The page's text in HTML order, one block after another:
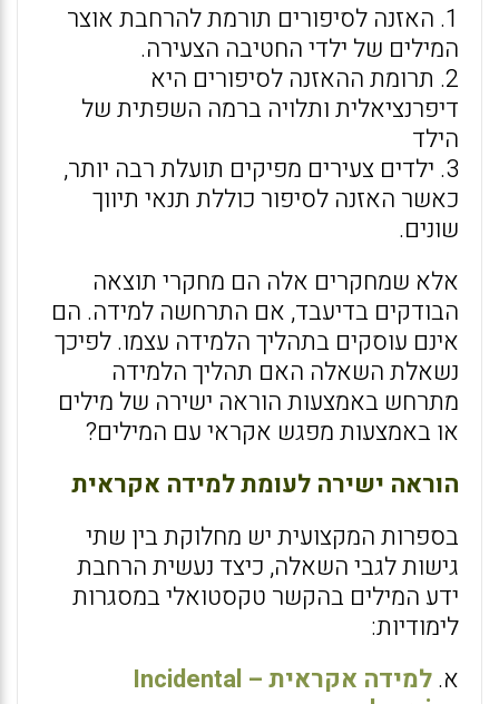
1. האזנה לסיפורים תורמת להרחבת אוצר
המילים של ילדי החטיבה הצעירה.
2. תרומת ההאזנה לסיפורים היא
דיפרנציאלית ותלויה ברמה השפתית של
הילד
3. ילדים צעירים מפיקים תועלת רבה יותר,
כאשר האזנה לסיפור כוללת תנאי תיווך
שונים.
אלא שמחקרים אלה הם מחקרי תוצאה
הבודקים בדיעבד, אם התרחשה למידה. הם
אינם עוסקים בתהליך הלמידה עצמו. לפיכך
נשאלת השאלה האם תהליך הלמידה
מתרחש באמצעות הוראה ישירה של מילים
או באמצעות מפגש אקראי עם המילים?
הוראה ישירה לעומת למידה אקראית
בספרות המקצועית יש מחלוקת בין שתי
גישות לגבי השאלה, כיצד נעשית הרחבת
ידע המילים בהקשר טקסטואלי במסגרות
לימודיות:
א.
למידה אקראית – Incidental